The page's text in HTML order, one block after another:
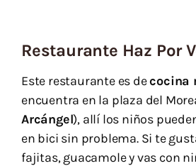
Restaurante Haz Por
Este restaurante es decocina
encuentra en la plaza del
Arcángel), allí los niños
en bici sin problema. Si te
fajitas, guacamole y vas con